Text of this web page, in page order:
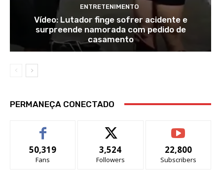
ENTRETENIMENTO
Vídeo: Lutador finge sofrer acidente e
surpreende namorada com pedido de
casamento
PERMANEÇA CONECTADO
50,319
Fans
3,524
Followers
22,800
Subscribers